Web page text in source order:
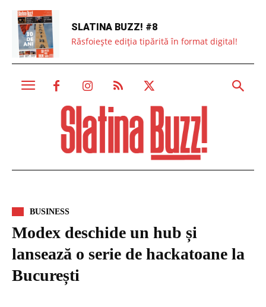
SLATINA BUZZ! #8
Răsfoiește ediția tipărită în format digital!
BUSINESS
Modex deschide un hub și
lansează o serie de hackatoane la
București